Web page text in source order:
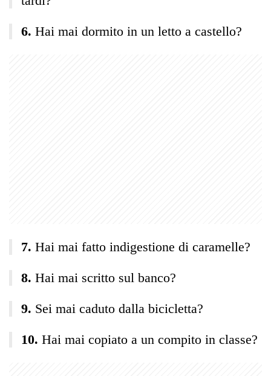
Hai mai dormito in un letto a castello?
Hai mai fatto indigestione di caramelle?
Hai mai scritto sul banco?
Sei mai caduto dalla bicicletta?
Hai mai copiato a un compito in classe?